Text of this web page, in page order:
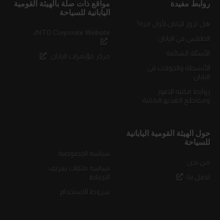
روابط مفيدة
مواقع ذات صلة بالهيئة القومية
اليابانية للسياحة
حول الهيئة القومية اليابانية
للسياحة